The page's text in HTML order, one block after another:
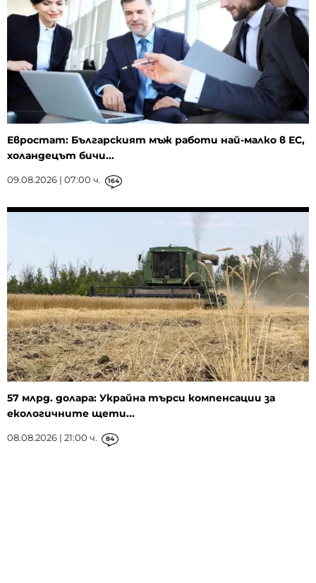
Евростат: Българският мъж работи най-малко в ЕС,
холандецът бичи...
09.08.2026 | 07:00 ч. 164
57 млрд. долара: Украйна търси компенсации за
екологичните щети...
08.08.2026 | 21:00 ч. 84